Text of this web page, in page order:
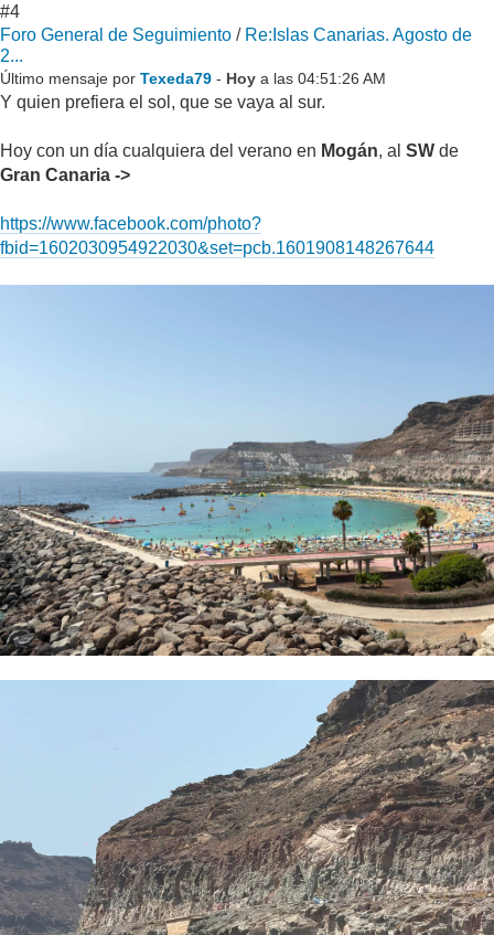
#4
Foro General de Seguimiento / Re:Islas Canarias. Agosto de
2...
Último mensaje por Texeda79 - Hoy a las 04:51:26 AM
Y quien prefiera el sol, que se vaya al sur.
Hoy con un día cualquiera del verano en Mogán, al SW de
Gran Canaria ->
https://www.facebook.com/photo?
fbid=1602030954922030&set=pcb.1601908148267644